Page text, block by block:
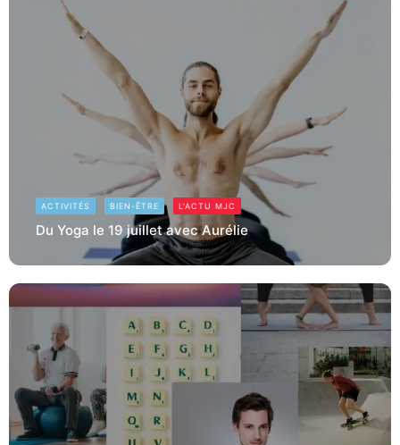
ACTIVITÉS BIEN-ÊTRE L'ACTU MJC
Du Yoga le 19 juillet avec Aurélie